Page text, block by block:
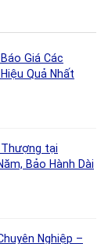
Giá Các
Quả Nhất
tại
Bảo Hành Dài
Nghiệp –